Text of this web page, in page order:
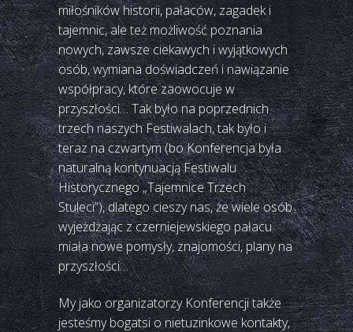
miłośników historii, pałaców, zagadek i
tajemnic, ale też możliwość poznania
nowych, zawsze ciekawych i wyjątkowych
osób, wymiana doświadczeń i nawiązanie
współpracy, które zaowocuje w
przyszłości… Tak było na poprzednich
trzech naszych Festiwalach, tak było i
teraz na czwartym (bo Konferencja była
naturalną kontynuacją Festiwalu
Historycznego „Tajemnice Trzech
Stuleci”), dlatego cieszy nas, że wiele osób
wyjeżdżając z czerniejewskiego pałacu
miała nowe pomysły, znajomości, plany na
przyszłości…
My jako organizatorzy Konferencji także
jesteśmy bogatsi o nietuzinkowe kontakty,